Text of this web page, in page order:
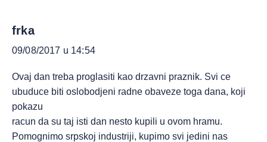
frka
09/08/2017 u 14:54
Ovaj dan treba proglasiti kao drzavni praznik. Svi ce
ubuduce biti oslobodjeni radne obaveze toga dana, koji
pokazu
racun da su taj isti dan nesto kupili u ovom hramu.
Pomognimo srpskoj industriji, kupimo svi jedini nas